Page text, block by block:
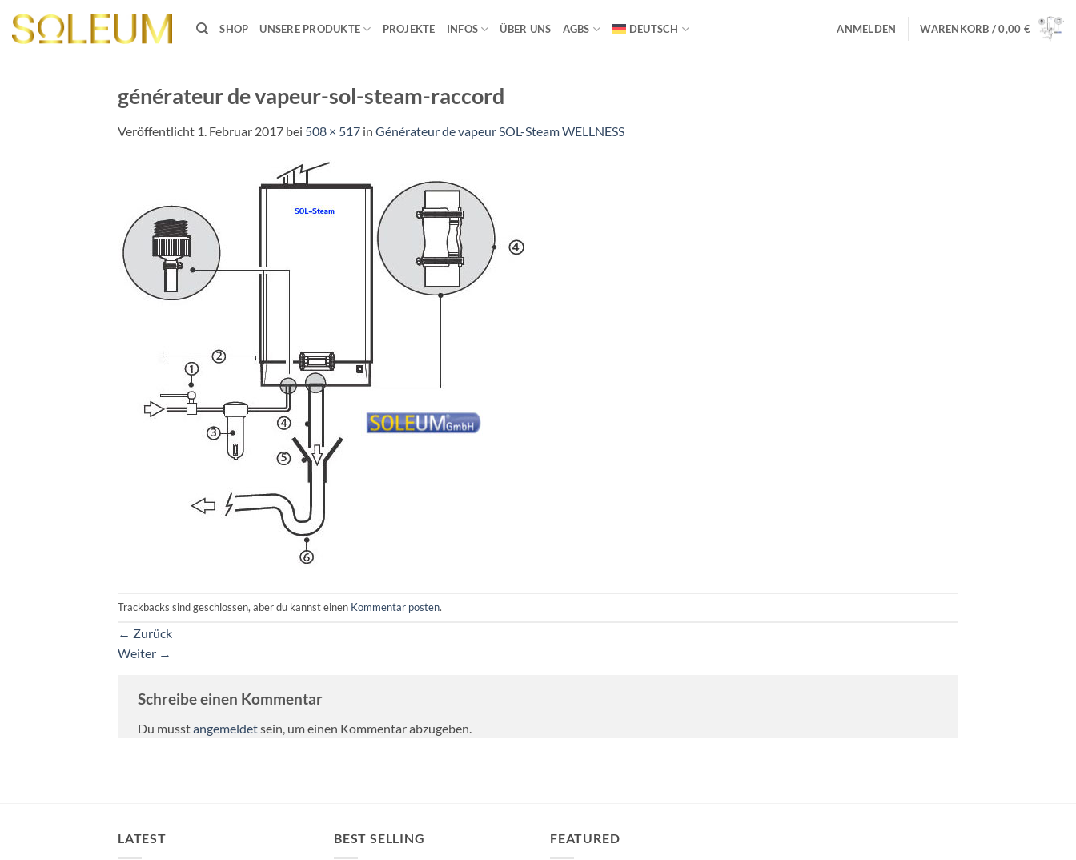
Inhalt
springen
SHOP UNSERE PRODUKTE PROJEKTE INFOS ÜBER UNS AGBS DEUTSCH ANMELDEN WARENKORB /0,00 €
générateur de vapeur-sol-steam-raccord
Veröffentlicht 1. Februar 2017 bei 508 × 517 in Générateur de vapeur SOL-Steam WELLNESS
Trackbacks sind geschlossen, aber du kannst einen Kommentar posten.
← Zurück
Weiter →
Schreibe einen Kommentar
Du musstangemeldetsein, um einen Kommentar abzugeben.
LATEST BEST SELLING FEATURED